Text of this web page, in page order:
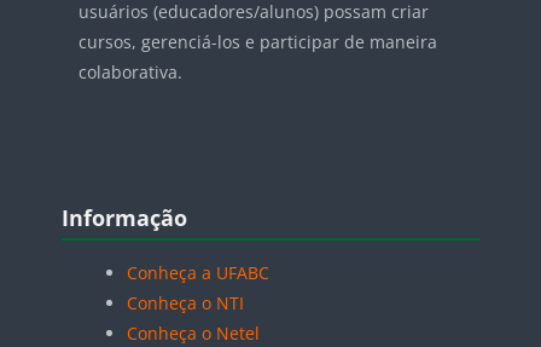
usuários (educadores/alunos) possam criar
cursos, gerenciá-los e participar de maneira
colaborativa.
Blocos
Informação
Conheça a UFABC
Conheça o NTI
Conheça o Netel